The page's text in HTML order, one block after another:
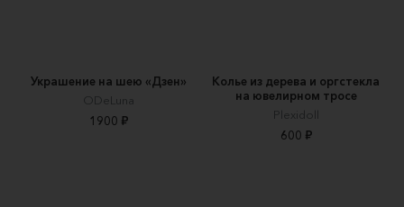
Украшение на шею «Дзен»
ODeLuna
1900 ₽
Колье из дерева и оргстекла
на ювелирном тросе
Plexidoll
600 ₽